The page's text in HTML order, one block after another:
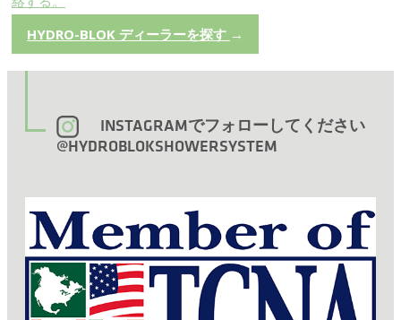
HYDRO-BLOK ディーラーを探す →
INSTAGRAMでフォローしてください
@HYDROBLOKSHOWERSYSTEM